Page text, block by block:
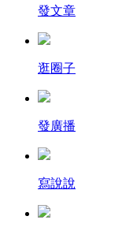
發文章
逛圈子
發廣播
寫說說